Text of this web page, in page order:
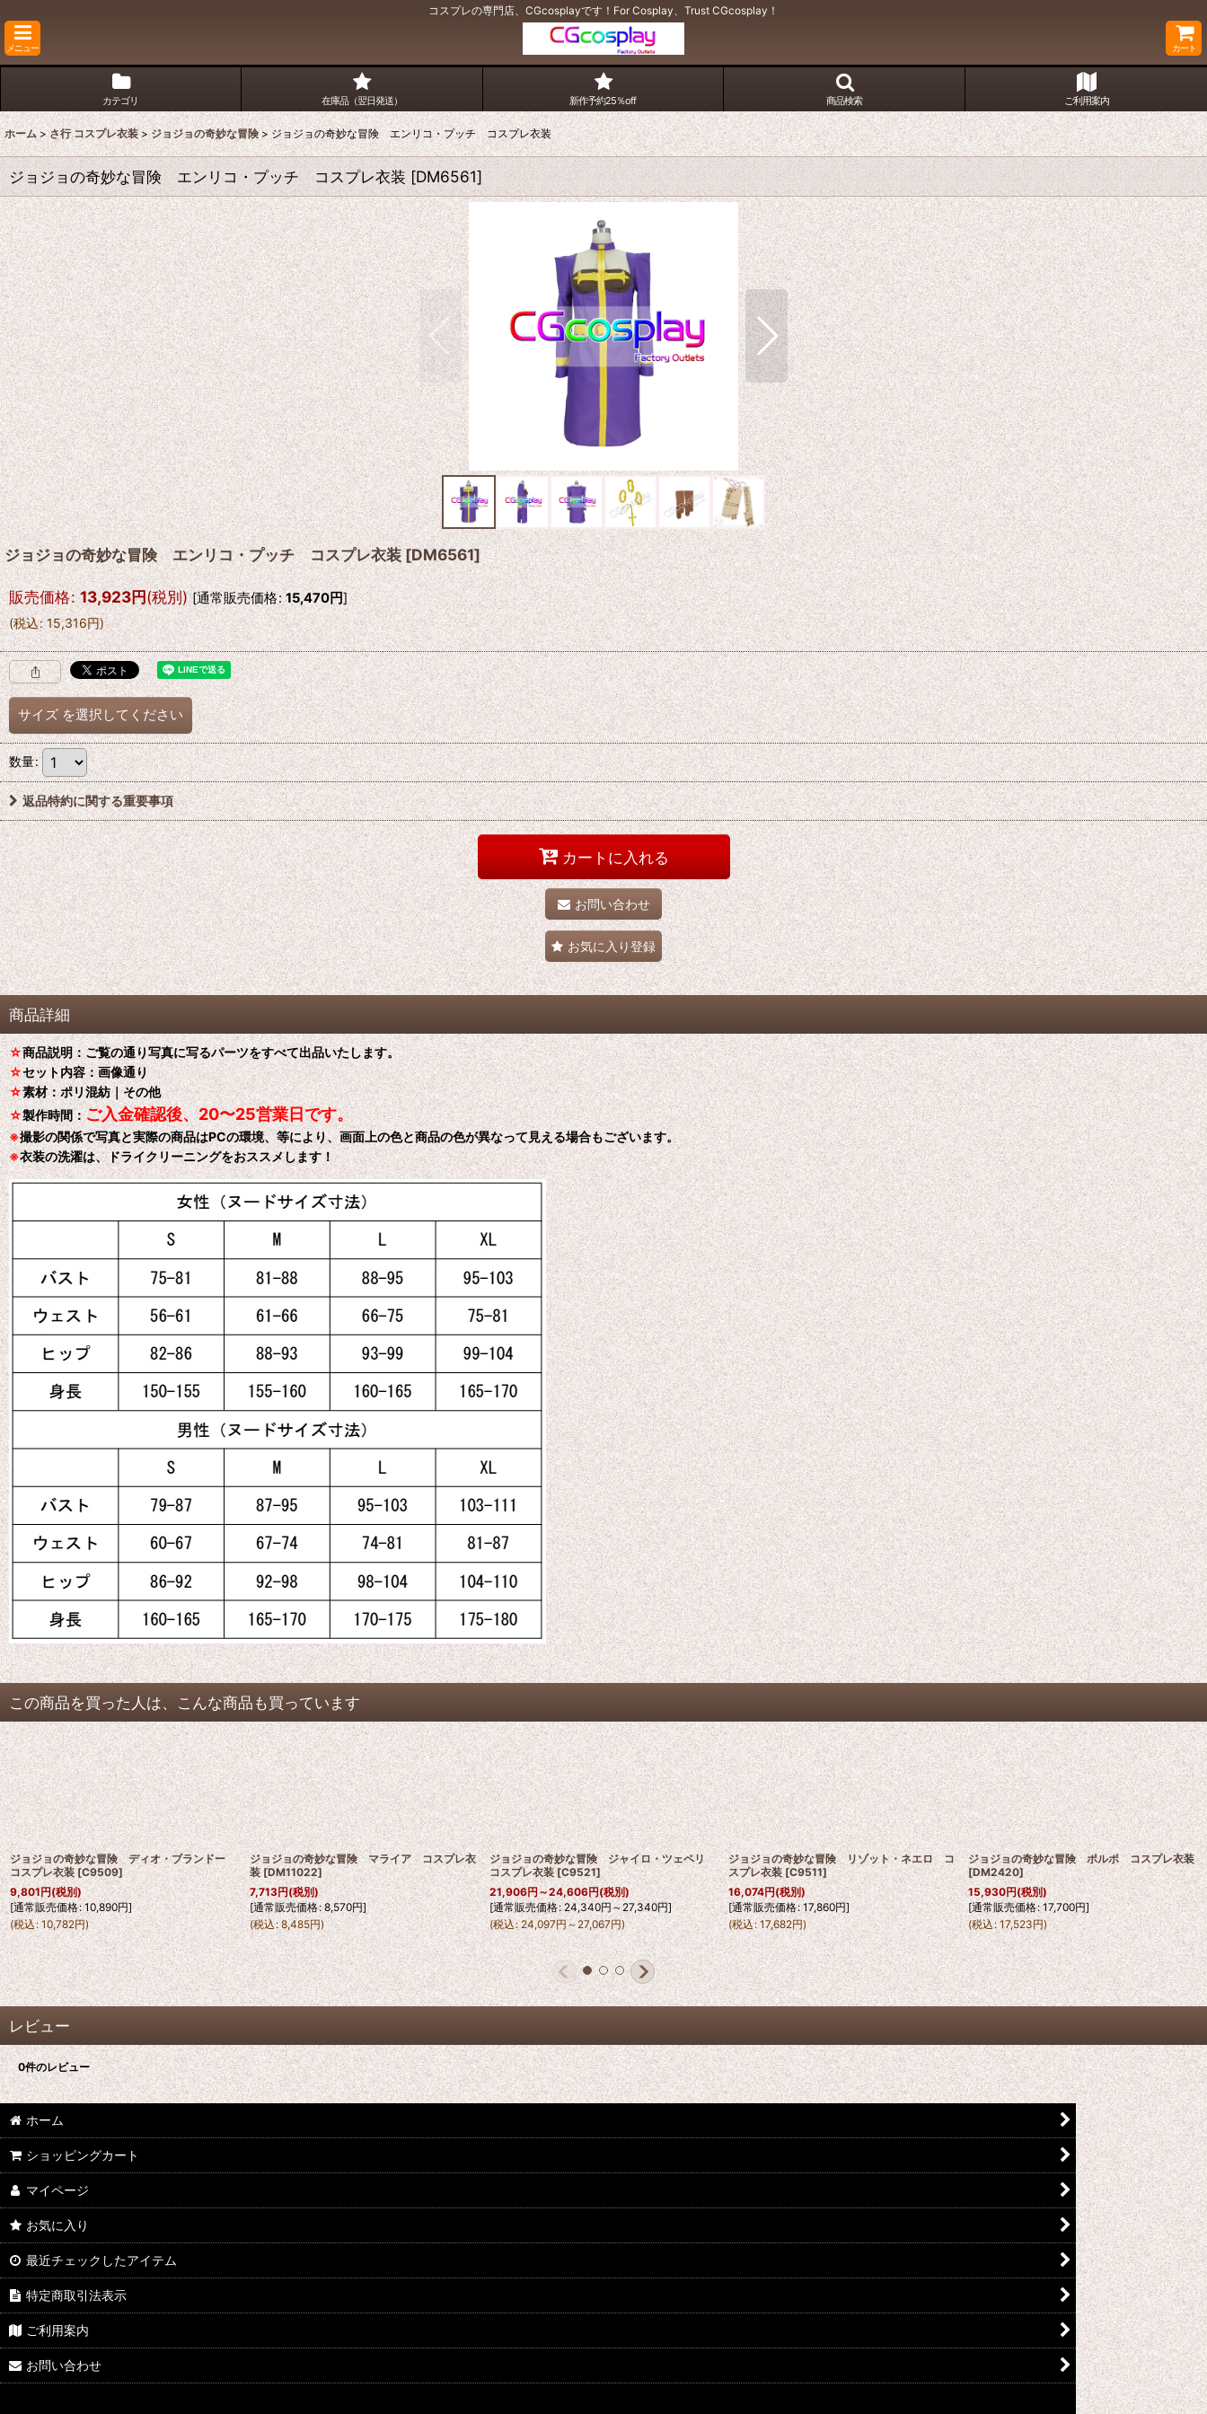
コスプレの専門店、CGcosplayです！For Cosplay、Trust CGcosplay！
メニュー カート
カテゴリ 在庫品（翌日発送） 新作予約25％off 商品検索 ご利用案内
ホーム > さ行 コスプレ衣装 > ジョジョの奇妙な冒険 > ジョジョの奇妙な冒険 エンリコ・プッチ コスプレ衣装
ジョジョの奇妙な冒険 エンリコ・プッチ コスプレ衣装 [DM6561]
ジョジョの奇妙な冒険 エンリコ・プッチ コスプレ衣装 [DM6561]
販売価格: 13,923円(税別) [通常販売価格: 15,470円]
(税込: 15,316円)
サイズ を選択してください
数量:
返品特約に関する重要事項
カートに入れる
お問い合わせ
お気に入り登録
商品詳細
☆商品説明：ご覧の通り写真に写るパーツをすべて出品いたします。
☆セット内容：画像通り
☆素材：ポリ混紡｜その他
☆製作時間：ご入金確認後、20〜25営業日です。
※撮影の関係で写真と実際の商品はPCの環境、等により、画面上の色と商品の色が異なって見える場合もございます。
※衣装の洗濯は、ドライクリーニングをおススメします！
この商品を買った人は、こんな商品も買っています
ジョジョの奇妙な冒険 ディオ・ブランドー
コスプレ衣装 [C9509]
9,801円(税別)
[通常販売価格: 10,890円]
(税込: 10,782円)
ジョジョの奇妙な冒険 マライア コスプレ衣
装 [DM11022]
7,713円(税別)
[通常販売価格: 8,570円]
(税込: 8,485円)
ジョジョの奇妙な冒険 ジャイロ・ツェペリ
コスプレ衣装 [C9521]
21,906円～24,606円(税別)
[通常販売価格: 24,340円～27,340円]
(税込: 24,097円～27,067円)
ジョジョの奇妙な冒険 リゾット・ネエロ コ
スプレ衣装 [C9511]
16,074円(税別)
[通常販売価格: 17,860円]
(税込: 17,682円)
ジョジョの奇妙な冒険 ポルポ コスプレ衣装
[DM2420]
15,930円(税別)
[通常販売価格: 17,700円]
(税込: 17,523円)
レビュー
0件のレビュー
ホーム
ショッピングカート
マイページ
お気に入り
最近チェックしたアイテム
特定商取引法表示
ご利用案内
お問い合わせ